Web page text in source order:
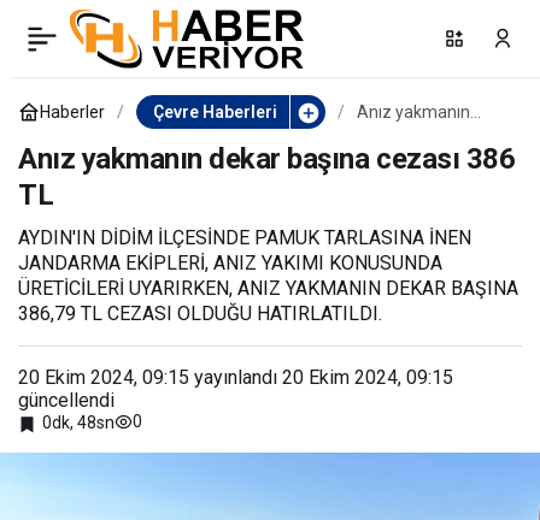
Haberler Çevre Haberleri
Anız yakmanın
386 TL
Anız yakmanın dekar başına cezası 386
TL
AYDIN'IN DİDİM İLÇESİNDE PAMUK TARLASINA İNEN
JANDARMA EKİPLERİ, ANIZ YAKIMI KONUSUNDA
ÜRETİCİLERİ UYARIRKEN, ANIZ YAKMANIN DEKAR BAŞINA
386,79 TL CEZASI OLDUĞU HATIRLATILDI.
20 Ekim 2024, 09:15 yayınlandı 20 Ekim 2024, 09:15
güncellendi
0dk, 48sn 0
Hava sıcaklıkları mevsim
normallerinde
seyredecek
Paylaş